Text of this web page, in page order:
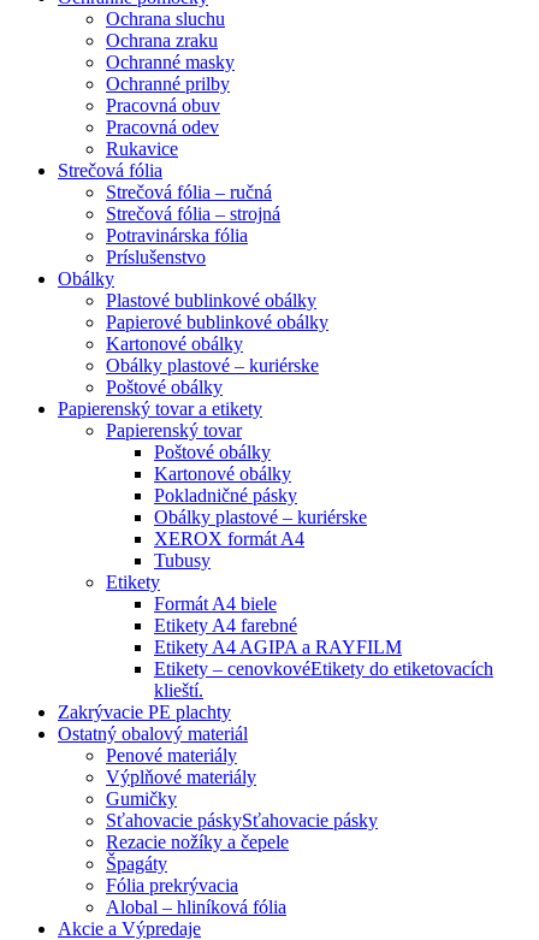
Ochrana sluchu
Ochrana zraku
Ochranné masky
Ochranné prilby
Pracovná obuv
Pracovná odev
Rukavice
Strečová fólia
Strečová fólia – ručná
Strečová fólia – strojná
Potravinárska fólia
Príslušenstvo
Obálky
Plastové bublinkové obálky
Papierové bublinkové obálky
Kartonové obálky
Obálky plastové – kuriérske
Poštové obálky
Papierenský tovar a etikety
Papierenský tovar
Poštové obálky
Kartonové obálky
Pokladničné pásky
Obálky plastové – kuriérske
XEROX formát A4
Tubusy
Etikety
Formát A4 biele
Etikety A4 farebné
Etikety A4 AGIPA a RAYFILM
Etikety – cenovkovéEtikety do etiketovacích
klieští.
Zakrývacie PE plachty
Ostatný obalový materiál
Penové materiály
Výplňové materiály
Gumičky
Sťahovacie páskySťahovacie pásky
Rezacie nožíky a čepele
Špagáty
Fólia prekrývacia
Alobal – hliníková fólia
Akcie a Výpredaje